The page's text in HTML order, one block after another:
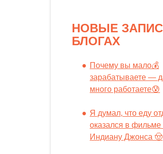
НОВЫЕ
БЛОГАХ
Почему вы мало💰
зарабатываете —
много работаете😰
Я думал, что еду
оказался в фильме
Индиану Джонса 🤠